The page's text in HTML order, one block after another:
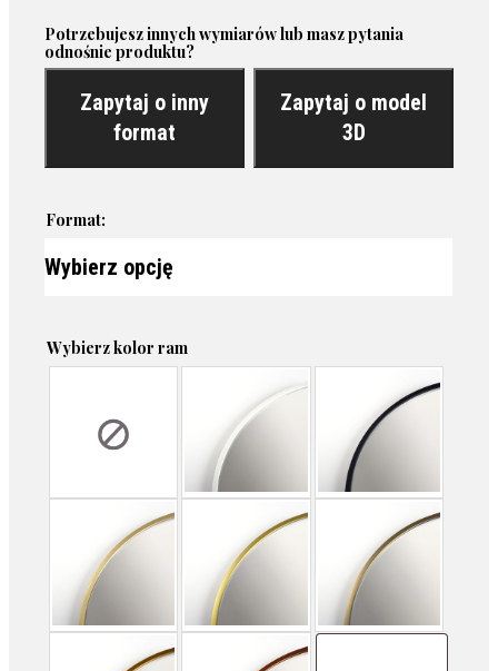
Potrzebujesz innych wymiarów lub masz pytania
odnośnie produktu?
Zapytaj o inny
format
Zapytaj o model
3D
Format:
Wybierz kolor ram